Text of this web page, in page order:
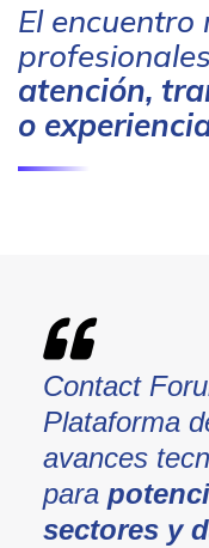
El encuentro
atención,
o
Contact
Plataforma
avances
para
sectores y